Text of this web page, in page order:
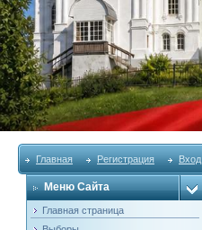
Главная Регистрация Вход
Меню Сайта
Главная страница